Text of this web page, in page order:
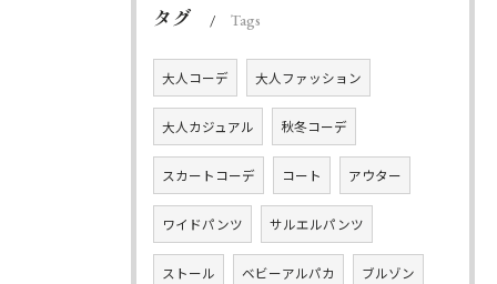
タグ Tags
大人コーデ 大人ファッション
大人カジュアル 秋冬コーデ
スカートコーデ コート アウター
ワイドパンツ サルエルパンツ
ストール ベビーアルパカ ブルゾン